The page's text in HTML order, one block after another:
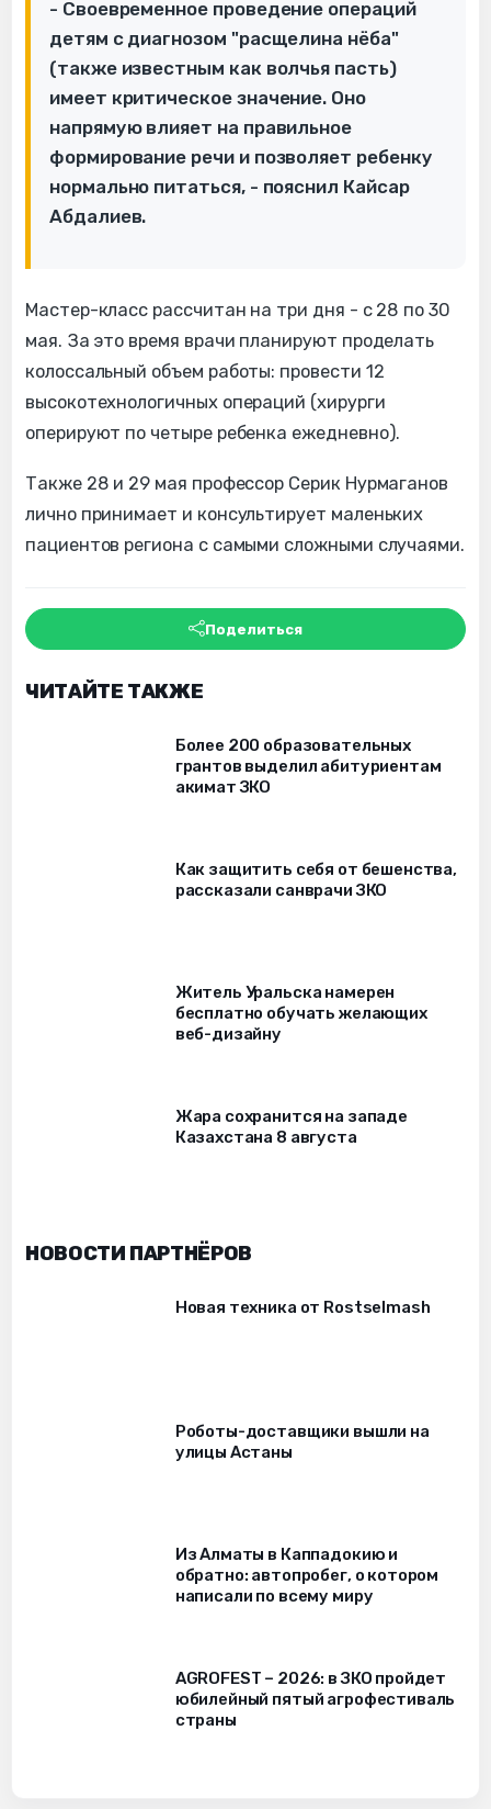
- Своевременное проведение операций
детям с диагнозом "расщелина нёба"
(также известным как волчья пасть)
имеет критическое значение. Оно
напрямую влияет на правильное
формирование речи и позволяет ребенку
нормально питаться, - пояснил Кайсар
Абдалиев.
Мастер-класс рассчитан на три дня - с 28 по 30
мая. За это время врачи планируют проделать
колоссальный объем работы: провести 12
высокотехнологичных операций (хирурги
оперируют по четыре ребенка ежедневно).
Также 28 и 29 мая профессор Серик Нурмаганов
лично принимает и консультирует маленьких
пациентов региона с самыми сложными случаями.
Поделиться
ЧИТАЙТЕ ТАКЖЕ
Более 200 образовательных
грантов выделил абитуриентам
акимат ЗКО
Как защитить себя от бешенства,
рассказали санврачи ЗКО
Житель Уральска намерен
бесплатно обучать желающих
веб-дизайну
Жара сохранится на западе
Казахстана 8 августа
НОВОСТИ ПАРТНЁРОВ
Новая техника от Rostselmash
Роботы-доставщики вышли на
улицы Астаны
Из Алматы в Каппадокию и
обратно: автопробег, о котором
написали по всему миру
AGROFEST – 2026: в ЗКО пройдет
юбилейный пятый агрофестиваль
страны